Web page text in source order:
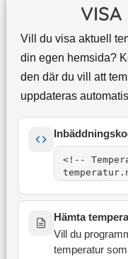
VISA
Vill du visa aktuell
din egen hemsida?
den där du vill att
uppdateras
Hämta
Vill du
temperatur